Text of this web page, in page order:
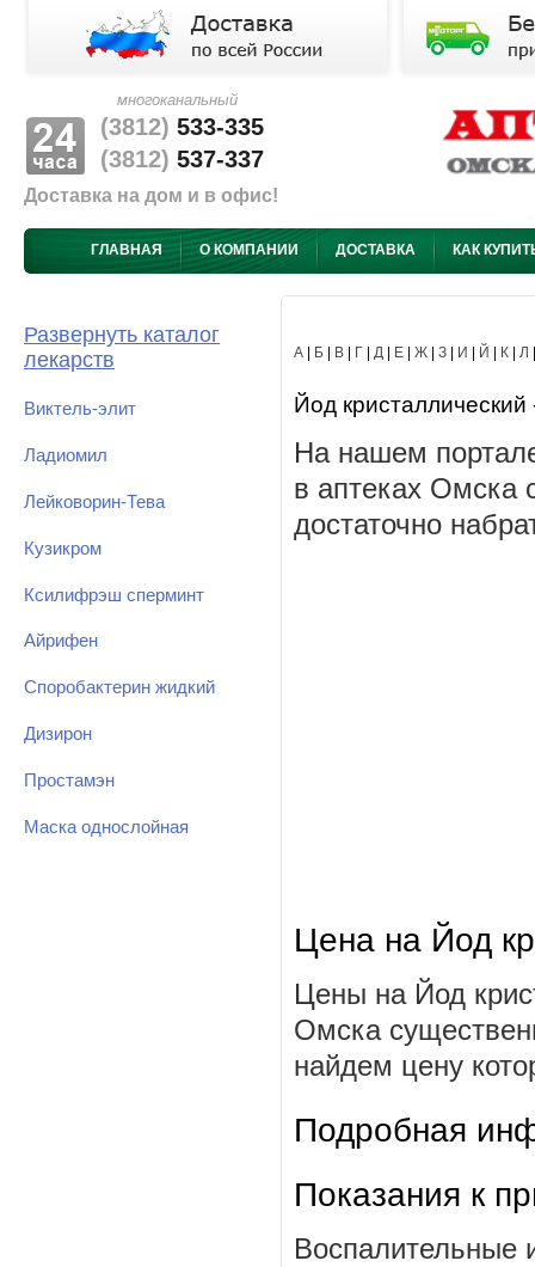
многоканальный
(3812) 533-335
(3812) 537-337
Доставка на дом и в офис!
ГЛАВНАЯ О КОМПАНИИ ДОСТАВКА КАК
Развернуть каталог
лекарств
Виктель-элит
Ладиомил
Лейковорин-Тева
Кузикром
Ксилифрэш сперминт
Айрифен
Споробактерин жидкий
Дизирон
Простамэн
Маска однослойная
А Б В Г Д Е Ж З И Й К Л
Йод кристаллический
На нашем
в аптеках Омска
достаточно
Цена на Йод
Цены на Йод
Омска
найдем цену
Подробная
Показания к
Воспалительные